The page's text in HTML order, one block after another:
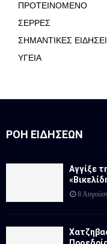
ΠΡΟΤΕΙΝΟΜΕΝΟ
ΣΕΡΡΕΣ
ΣΗΜΑΝΤΙΚΕΣ
ΥΓΕΙΑ
ΡΟΉ ΕΙΔΉΣΕΩΝ
Αγγίξε
8